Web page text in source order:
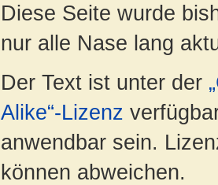
Diese Seite wurde
nur alle Nase lang
Der Text ist unter der
Alike“-Lizenz
anwendbar sein.
können abweichen.